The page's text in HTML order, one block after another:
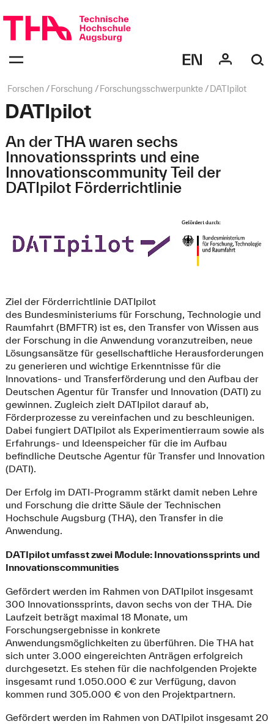
überspringen
bestätigen
des
Seitenpfad:
Forschen Forschung Forschungsschwerpunkte DATIpilot
DATIpilot
An der THA waren sechs
Innovationssprints und eine
Innovationscommunity Teil der
DATIpilot Förderrichtlinie
Ziel der Förderrichtlinie DATIpilot
des Bundesministeriums für Forschung, Technologie und
Raumfahrt (BMFTR) ist es, den Transfer von Wissen aus
der Forschung in die Anwendung voranzutreiben, neue
Lösungsansätze für gesellschaftliche Herausforderungen
zu generieren und wichtige Erkenntnisse für die
Innovations- und Transferförderung und den Aufbau der
Deutschen Agentur für Transfer und Innovation (DATI) zu
gewinnen. Zugleich zielt DATIpilot darauf ab,
Förderprozesse zu vereinfachen und zu beschleunigen.
Dabei fungiert DATIpilot als Experimentierraum sowie als
Erfahrungs- und Ideenspeicher für die im Aufbau
befindliche Deutsche Agentur für Transfer und Innovation
(DATI).
Der Erfolg im DATI-Programm stärkt damit neben Lehre
und Forschung die dritte Säule der Technischen
Hochschule Augsburg (THA), den Transfer in die
Anwendung.
DATIpilot umfasst zwei Module: Innovationssprints und
Innovationscommunities
Gefördert werden im Rahmen von DATIpilot insgesamt
300 Innovationssprints, davon sechs von der THA. Die
Laufzeit beträgt maximal 18 Monate, um
Forschungsergebnisse in konkrete
Anwendungsmöglichkeiten zu überführen. Die THA hat
sich unter 3.000 eingereichten Anträgen erfolgreich
durchgesetzt. Es stehen für die nachfolgenden Projekte
insgesamt rund 1.050.000 € zur Verfügung, davon
kommen rund 305.000 € von den Projektpartnern.
Gefördert werden im Rahmen von DATIpilot insgesamt 20